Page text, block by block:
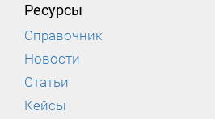
Ресурсы
Справочник
Новости
Статьи
Кейсы